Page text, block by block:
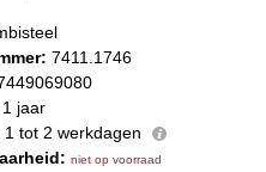
7411.1746
1 jaar
1 tot 2 werkdagen
niet op voorraad